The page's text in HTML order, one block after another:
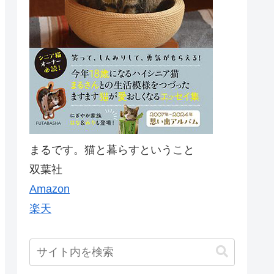
まるです。猫と暮らすということ
双葉社
Amazon
楽天